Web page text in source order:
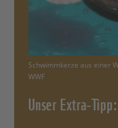
Schwimmkerze aus einer
WWF
Unser Extra-Tipp: